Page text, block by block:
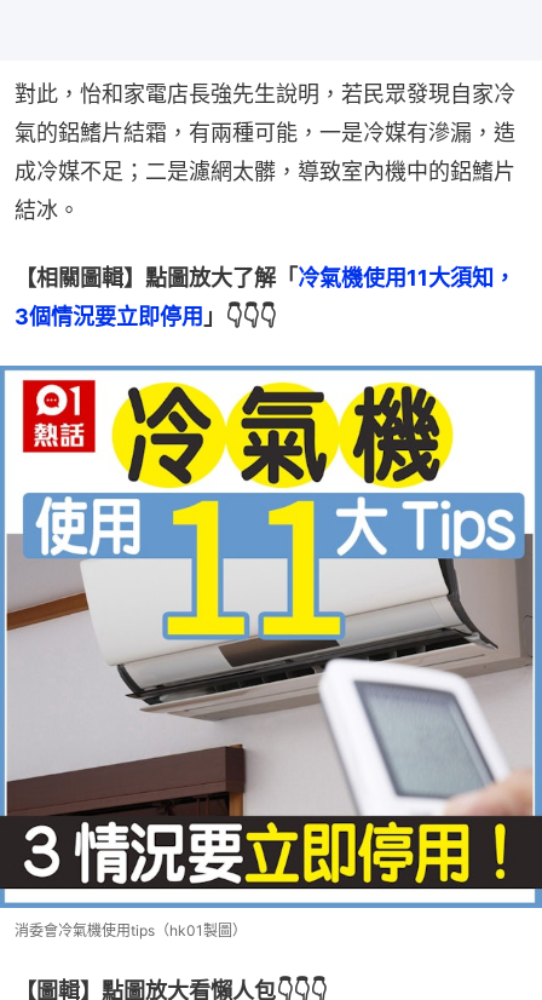
對此，怡和家電店長強先生說明，若民眾發現自家冷
氣的鋁鰭片結霜，有兩種可能，一是冷媒有滲漏，造
成冷媒不足；二是濾網太髒，導致室內機中的鋁鰭片
結冰。
【相關圖輯】點圖放大了解「 冷氣機使用11大須知，
3個情況要立即停用 」👇👇👇
消委會冷氣機使用tips（hk01製圖）
【圖輯】點圖放大看懶人包👇👇👇